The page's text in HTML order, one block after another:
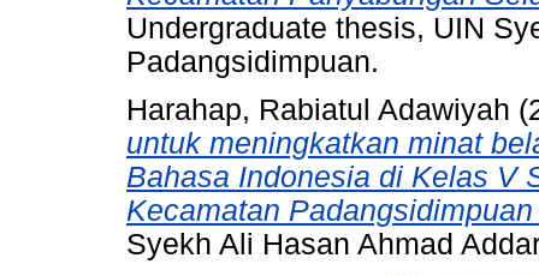
Undergraduate thesis, UIN
Padangsidimpuan.
Harahap, Rabiatul Adawiyah
untuk meningkatkan minat
Bahasa Indonesia di Kelas V
Kecamatan
Syekh Ali Hasan Ahmad